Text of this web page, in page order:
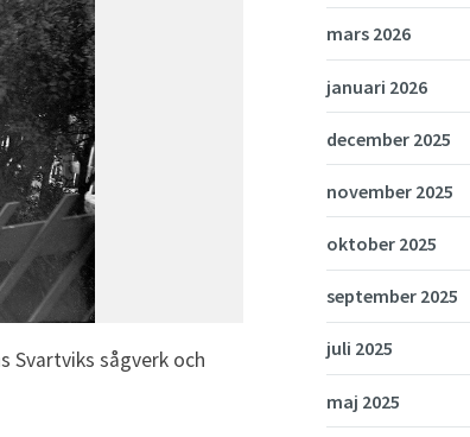
Svartviks sågverk och
mars 2026
januari 2026
december 2025
november 2025
oktober 2025
september 2025
juli 2025
maj 2025